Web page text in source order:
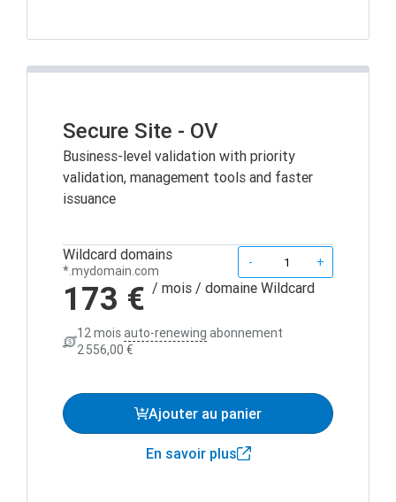
Secure Site - OV
Business-level validation with priority
validation, management tools and faster
issuance
Wildcard domains
*.mydomain.com
- +
173 € / mois / domaine Wildcard
12 moisauto-renewing abonnement
2 556,00 €
Ajouter au panier
En savoir plus